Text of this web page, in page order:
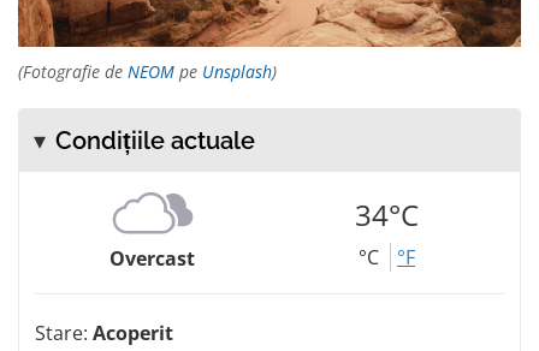
(Fotografie de NEOM pe Unsplash)
Condițiile actuale
Overcast
34°C
°C °F
Stare: Acoperit